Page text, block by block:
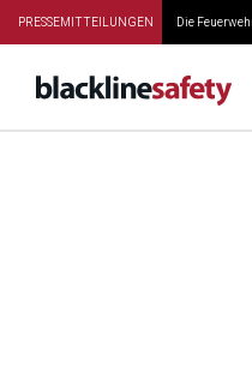
PRESSEMITTEILUNGEN Die